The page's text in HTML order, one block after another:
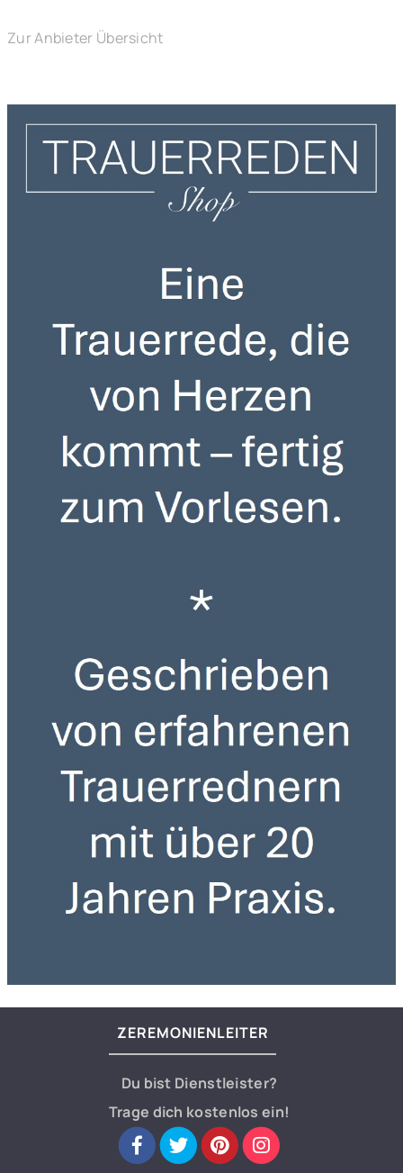
Zur Anbieter Übersicht
ZEREMONIENLEITER
Du bist Dienstleister?
Trage dich kostenlos ein!